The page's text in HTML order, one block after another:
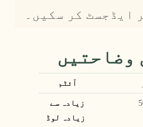
ایڈجسٹ کر سکیں۔
وضاحتیں
آئٹم
زیادہ سے
زیادہ لوڈ